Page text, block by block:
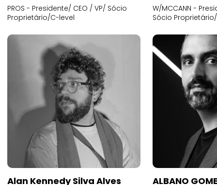
PROS - Presidente/ CEO / VP/ Sócio
Proprietário/C-level
W/MCCANN -
Sócio
Alan Kennedy Silva Alves
ALBANO